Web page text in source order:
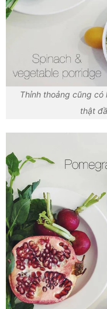
Thỉnh thoảng cũng có
thật